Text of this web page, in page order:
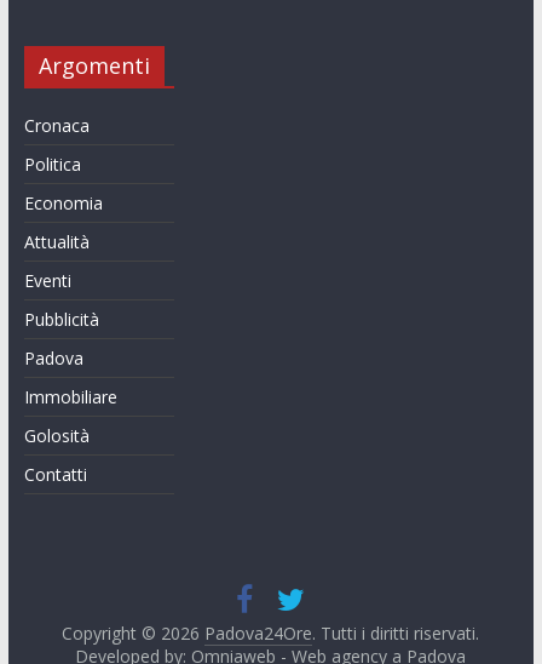
Argomenti
Cronaca
Politica
Economia
Attualità
Eventi
Pubblicità
Padova
Immobiliare
Golosità
Contatti
Copyright © 2026 Padova24Ore. Tutti i diritti riservati.
Developed by: Omniaweb - Web agency a Padova